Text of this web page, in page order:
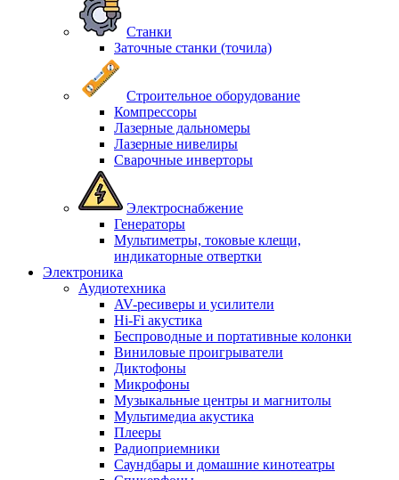
Станки
Заточные станки (точила)
Строительное оборудование
Компрессоры
Лазерные дальномеры
Лазерные нивелиры
Сварочные инверторы
Электроснабжение
Генераторы
Мультиметры, токовые клещи,
индикаторные отвертки
Электроника
Аудиотехника
AV-ресиверы и усилители
Hi-Fi акустика
Беспроводные и портативные колонки
Виниловые проигрыватели
Диктофоны
Микрофоны
Музыкальные центры и магнитолы
Мультимедиа акустика
Плееры
Радиоприемники
Саундбары и домашние кинотеатры